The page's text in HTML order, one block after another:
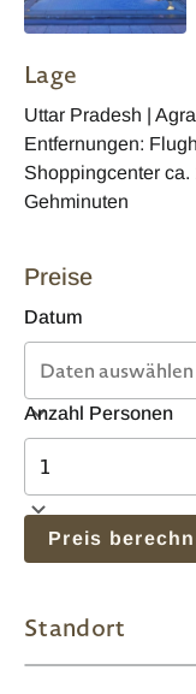
Lage
Uttar Pradesh |
Entfernungen:
Shoppingcenter ca.
Gehminuten
Preise
Datum
Anzahl Personen
Preis
Standort